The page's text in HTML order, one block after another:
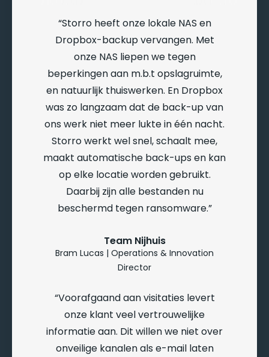
Storro heeft onze lokale NAS en
Dropbox-backup vervangen. Met
onze NAS liepen we tegen
beperkingen aan m.b.t opslagruimte,
en natuurlijk thuiswerken. En Dropbox
was zo langzaam dat de back-up van
ons werk niet meer lukte in één nacht.
Storro werkt wel snel, schaalt mee,
maakt automatische back-ups en kan
op elke locatie worden gebruikt.
Daarbij zijn alle bestanden nu
beschermd tegen ransomware.
Team Nijhuis
Bram Lucas | Operations & Innovation
Director
Voorafgaand aan visitaties levert
onze klant veel vertrouwelijke
informatie aan. Dit willen we niet over
onveilige kanalen als e-mail laten